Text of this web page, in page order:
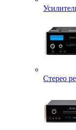
Стерео